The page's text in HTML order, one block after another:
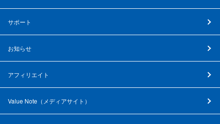
サポート
お知らせ
アフィリエイト
Value Note（ メディアサイト ）